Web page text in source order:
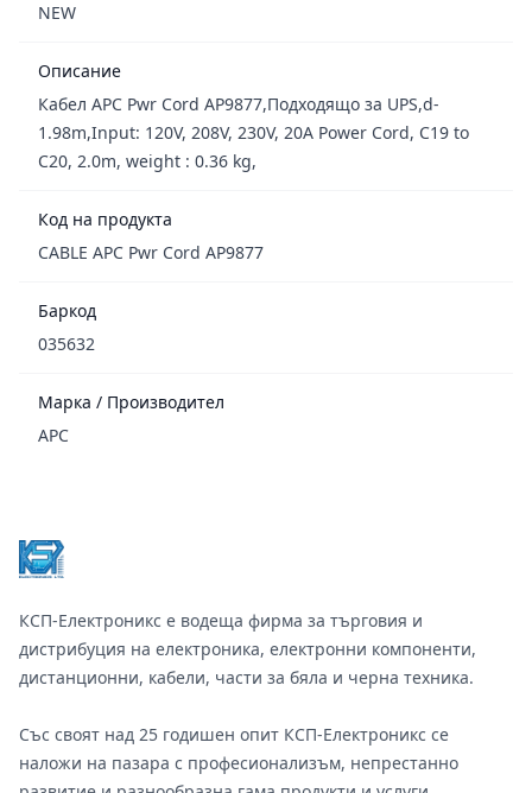
NEW
Описание
Кабел APC Pwr Cord AP9877,Подходящо за UPS,d-
1.98m,Input: 120V, 208V, 230V, 20A Power Cord, C19 to
C20, 2.0m, weight : 0.36 kg,
Код на продукта
CABLE APC Pwr Cord AP9877
Баркод
035632
Марка / Производител
APC
КСП-Електроникс е водеща фирма за търговия и
дистрибуция на електроника, електронни компоненти,
дистанционни, кабели, части за бяла и черна техника.
Със своят над 25 годишен опит КСП-Електроникс се
наложи на пазара с професионализъм, непрестанно